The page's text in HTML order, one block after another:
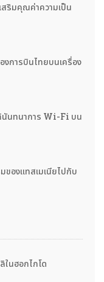
ริมคุณค่าความเป็น
การบินไทยบนเครื่อง
นันทนาการ Wi-Fi บน
ของแทสเมเนียไปกับ
ในฮอกไกโด